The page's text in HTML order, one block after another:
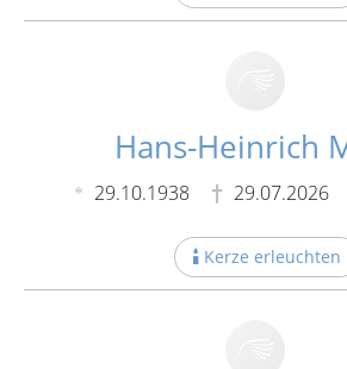
Hans-Heinrich
29.10.1938 29.07.2026
Kerze erleuchten